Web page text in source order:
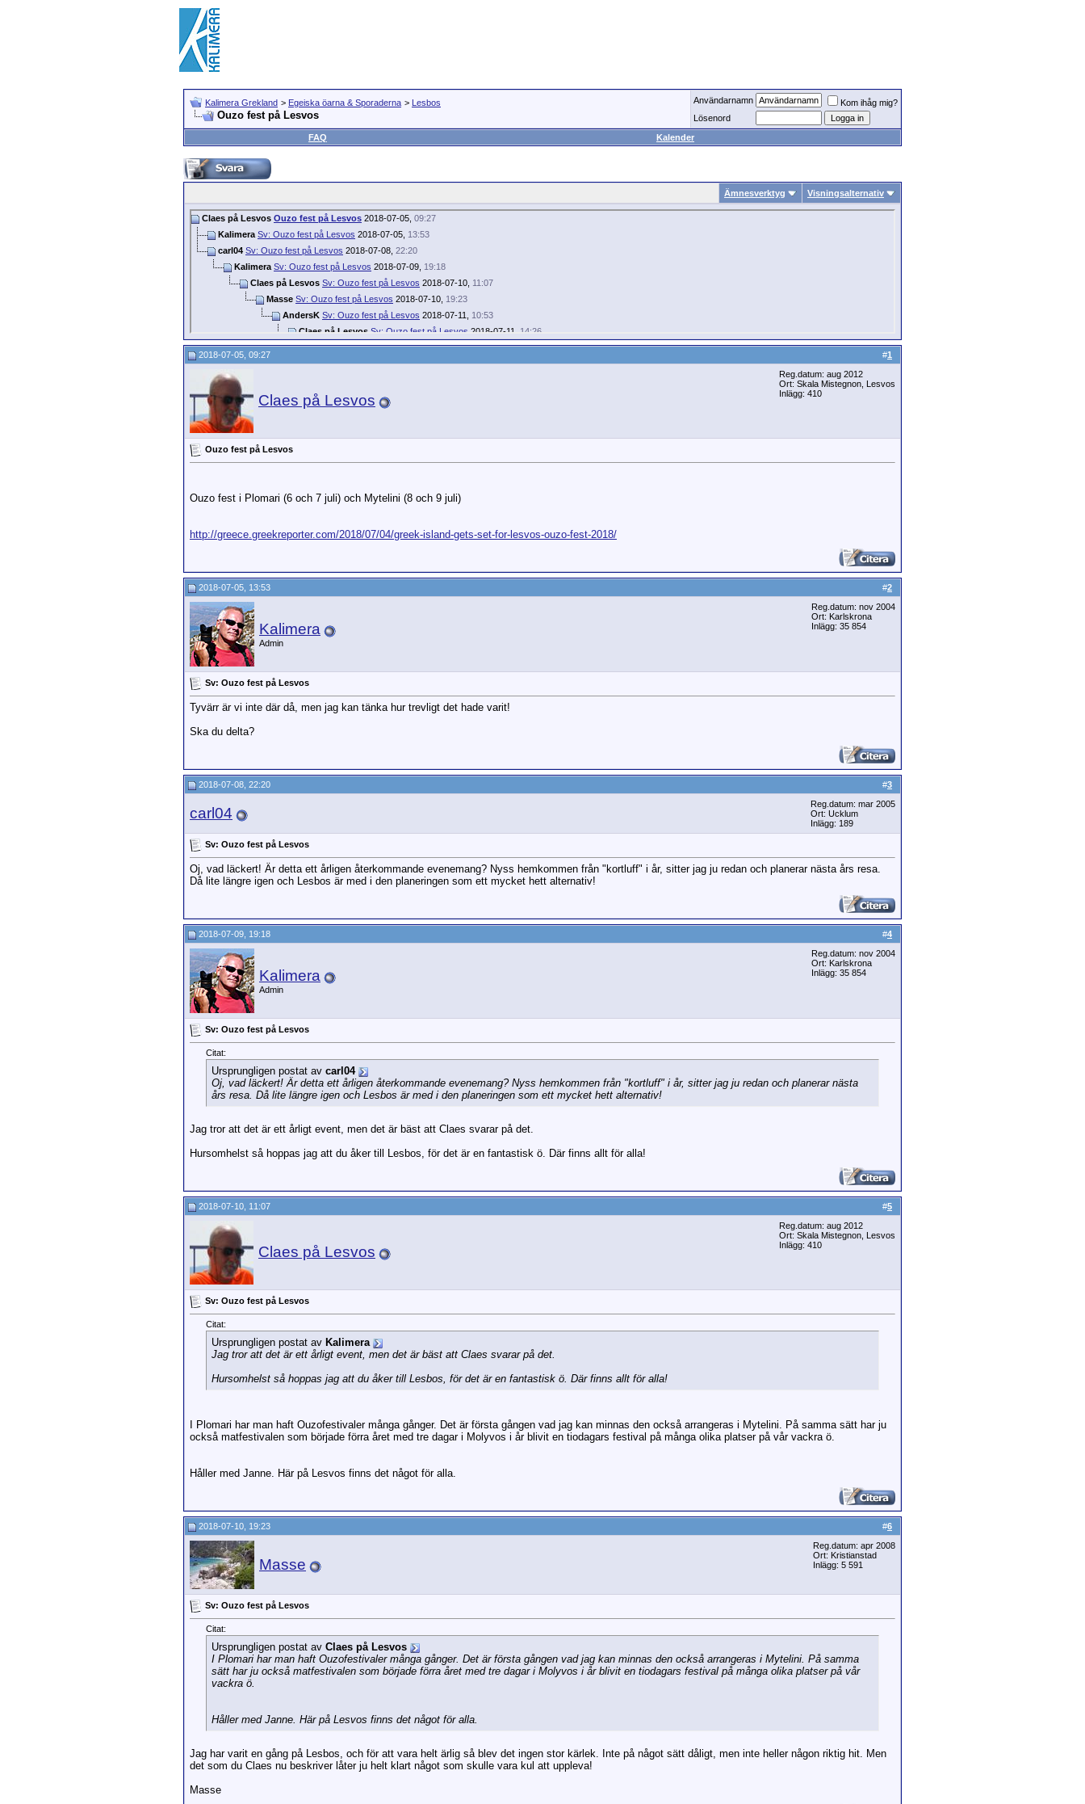
Kalimera Grekland > Egeiska öarna & Sporaderna > Lesbos
Ouzo fest på Lesvos
Användarnamn
Kom ihåg mig?
Lösenord
FAQ
Kalender
Ämnesverktyg Visningsalternativ
Claes på Lesvos Ouzo fest på Lesvos 2018-07-05, 09:27
Kalimera Sv: Ouzo fest på Lesvos 2018-07-05, 13:53
carl04 Sv: Ouzo fest på Lesvos 2018-07-08, 22:20
Kalimera Sv: Ouzo fest på Lesvos 2018-07-09, 19:18
Claes på Lesvos Sv: Ouzo fest på Lesvos 2018-07-10, 11:07
Masse Sv: Ouzo fest på Lesvos 2018-07-10, 19:23
AndersK Sv: Ouzo fest på Lesvos 2018-07-11, 10:53
Claes på Lesvos Sv: Ouzo fest på Lesvos 2018-07-11, 14:26
AndersK Sv: Ouzo fest på Lesvos2018-07-12,00:46
Claes på Lesvos Sv: Ouzo fest på Lesvos2018-07-12,09:46
Kalimera Sv: Ouzo fest på Lesvos
#1
2018-07-05, 09:27
Claes på Lesvos
Reg.datum: aug 2012
Ort: Skala Mistegnon, Lesvos
Inlägg: 410
Ouzo fest på Lesvos
Ouzo fest i Plomari (6 och 7 juli) och Mytelini (8 och 9 juli)
http://greece.greekreporter.com/2018/07/04/greek-island-gets-set-for-lesvos-ouzo-fest-2018/
#2
2018-07-05, 13:53
Kalimera
Admin
Reg.datum: nov 2004
Ort: Karlskrona
Inlägg: 35 854
Sv: Ouzo fest på Lesvos
Tyvärr är vi inte där då, men jag kan tänka hur trevligt det hade varit!
Ska du delta?
#3
2018-07-08, 22:20
carl04
Reg.datum: mar 2005
Ort: Ucklum
Inlägg: 189
Sv: Ouzo fest på Lesvos
Oj, vad läckert! Är detta ett årligen återkommande evenemang? Nyss hemkommen från "kortluff" i år, sitter jag ju redan och planerar nästa års resa.
Då lite längre igen och Lesbos är med i den planeringen som ett mycket hett alternativ!
#4
2018-07-09, 19:18
Kalimera
Admin
Reg.datum: nov 2004
Ort: Karlskrona
Inlägg: 35 854
Sv: Ouzo fest på Lesvos
Citat:
Ursprungligen postat av carl04
Oj, vad läckert! Är detta ett årligen återkommande evenemang? Nyss hemkommen från "kortluff" i år, sitter jag ju redan och planerar nästa
års resa. Då lite längre igen och Lesbos är med i den planeringen som ett mycket hett alternativ!
Jag tror att det är ett årligt event, men det är bäst att Claes svarar på det.
Hursomhelst så hoppas jag att du åker till Lesbos, för det är en fantastisk ö. Där finns allt för alla!
#5
2018-07-10, 11:07
Claes på Lesvos
Reg.datum: aug 2012
Ort: Skala Mistegnon, Lesvos
Inlägg: 410
Sv: Ouzo fest på Lesvos
Citat:
Ursprungligen postat av Kalimera
Jag tror att det är ett årligt event, men det är bäst att Claes svarar på det.
Hursomhelst så hoppas jag att du åker till Lesbos, för det är en fantastisk ö. Där finns allt för alla!
I Plomari har man haft Ouzofestivaler många gånger. Det är första gången vad jag kan minnas den också arrangeras i Mytelini. På samma sätt har ju
också matfestivalen som började förra året med tre dagar i Molyvos i år blivit en tiodagars festival på många olika platser på vår vackra ö.
Håller med Janne. Här på Lesvos finns det något för alla.
#6
2018-07-10, 19:23
Masse
Reg.datum: apr 2008
Ort: Kristianstad
Inlägg: 5 591
Sv: Ouzo fest på Lesvos
Citat:
Ursprungligen postat av Claes på Lesvos
I Plomari har man haft Ouzofestivaler många gånger. Det är första gången vad jag kan minnas den också arrangeras i Mytelini. På samma
sätt har ju också matfestivalen som började förra året med tre dagar i Molyvos i år blivit en tiodagars festival på många olika platser på vår
vackra ö.
Håller med Janne. Här på Lesvos finns det något för alla.
Jag har varit en gång på Lesbos, och för att vara helt ärlig så blev det ingen stor kärlek. Inte på något sätt dåligt, men inte heller någon riktig hit. Men
det som du Claes nu beskriver låter ju helt klart något som skulle vara kul att uppleva!
Masse